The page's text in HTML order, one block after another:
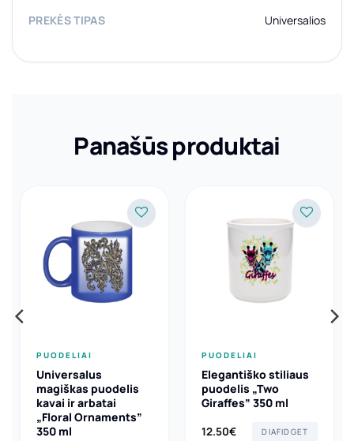
PREKĖS TIPAS Universalios
Panašūs produktai
PUODELIAI
Universalus
magiškas puodelis
kavai ir arbatai
„Floral Ornaments”
350 ml
PUODELIAI
Elegantiško stiliaus
puodelis „Two
Giraffes” 350 ml
12.50€ DIAFIDGET